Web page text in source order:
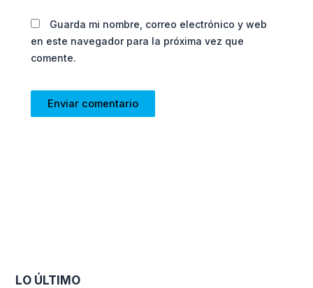
Guarda mi nombre, correo electrónico y web
en este navegador para la próxima vez que
comente.
LO ÚLTIMO